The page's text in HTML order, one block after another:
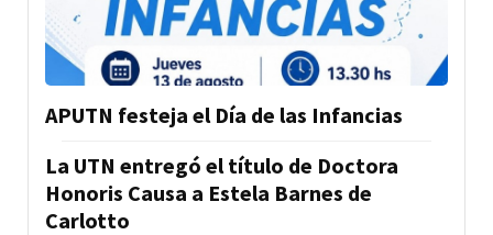
APUTN festeja el Día de las Infancias
La UTN entregó el título de Doctora
Honoris Causa a Estela Barnes de
Carlotto